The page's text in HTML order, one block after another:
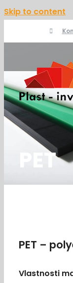
Skip to content
michal
PET
PET –
Vlastnosti